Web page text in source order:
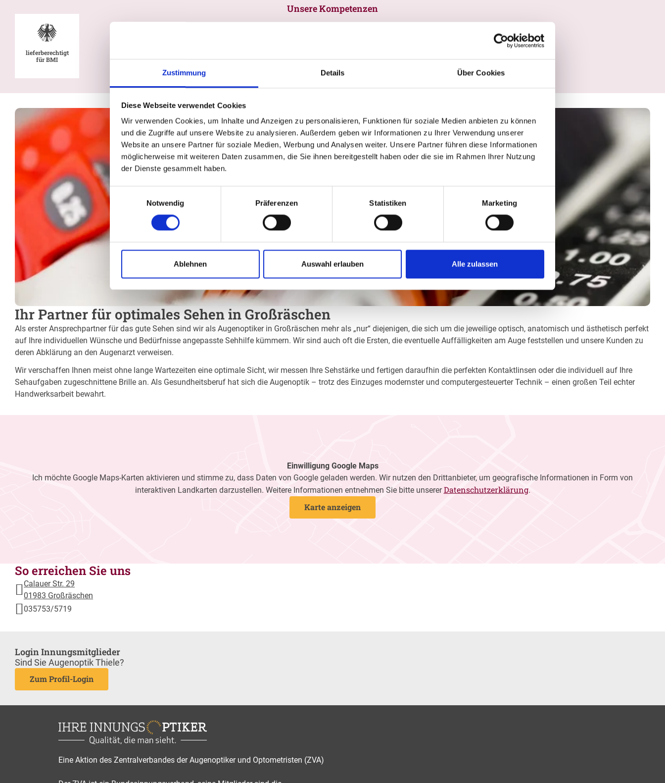
Zustimmung Details Über Cookies
Diese Webseite verwendet Cookies
Wir verwenden Cookies, um Inhalte und Anzeigen zu personalisieren, Funktionen für soziale Medien anbieten zu können
und die Zugriffe auf unsere Website zu analysieren. Außerdem geben wir Informationen zu Ihrer Verwendung unserer
Website an unsere Partner für soziale Medien, Werbung und Analysen weiter. Unsere Partner führen diese Informationen
möglicherweise mit weiteren Daten zusammen, die Sie ihnen bereitgestellt haben oder die sie im Rahmen Ihrer Nutzung
der Dienste gesammelt haben.
Einwilligungsauswahl
Notwendig
Präferenzen Statistiken Marketing
Ablehnen Auswahl erlauben Alle zulassen
Unsere Kompetenzen
lieferberechtigt
für BMI
Ihr Partner für optimales Sehen in Großräschen
Als erster Ansprechpartner für das gute Sehen sind wir als Augenoptiker in Großräschen mehr als „nur“ diejenigen, die sich um die jeweilige optisch, anatomisch und ästhetisch perfekt
auf Ihre individuellen Wünsche und Bedürfnisse angepasste Sehhilfe kümmern. Wir sind auch oft die Ersten, die eventuelle Auffälligkeiten am Auge feststellen und unsere Kunden zu
deren Abklärung an den Augenarzt verweisen.
Wir verschaffen Ihnen meist ohne lange Wartezeiten eine optimale Sicht, wir messen Ihre Sehstärke und fertigen daraufhin die perfekten Kontaktlinsen oder die individuell auf Ihre
Sehaufgaben zugeschnittene Brille an. Als Gesundheitsberuf hat sich die Augenoptik – trotz des Einzuges modernster und computergesteuerter Technik – einen großen Teil echter
Handwerksarbeit bewahrt.
Einwilligung Google Maps
Ich möchte Google Maps-Karten aktivieren und stimme zu, dass Daten von Google geladen werden. Wir nutzen den Drittanbieter, um geografische Informationen in Form von
interaktiven Landkarten darzustellen. Weitere Informationen entnehmen Sie bitte unsererDatenschutzerklärung.
Karte anzeigen
So erreichen Sie uns
Calauer Str. 29
01983 Großräschen
035753/5719
Login Innungsmitglieder
Sind Sie Augenoptik Thiele?
Zum Profil-Login
Eine Aktion des Zentralverbandes der Augenoptiker und Optometristen (ZVA)